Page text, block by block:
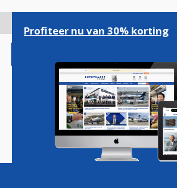
gaan
Magazine Podcasts
Profiteer nu van 30% korting